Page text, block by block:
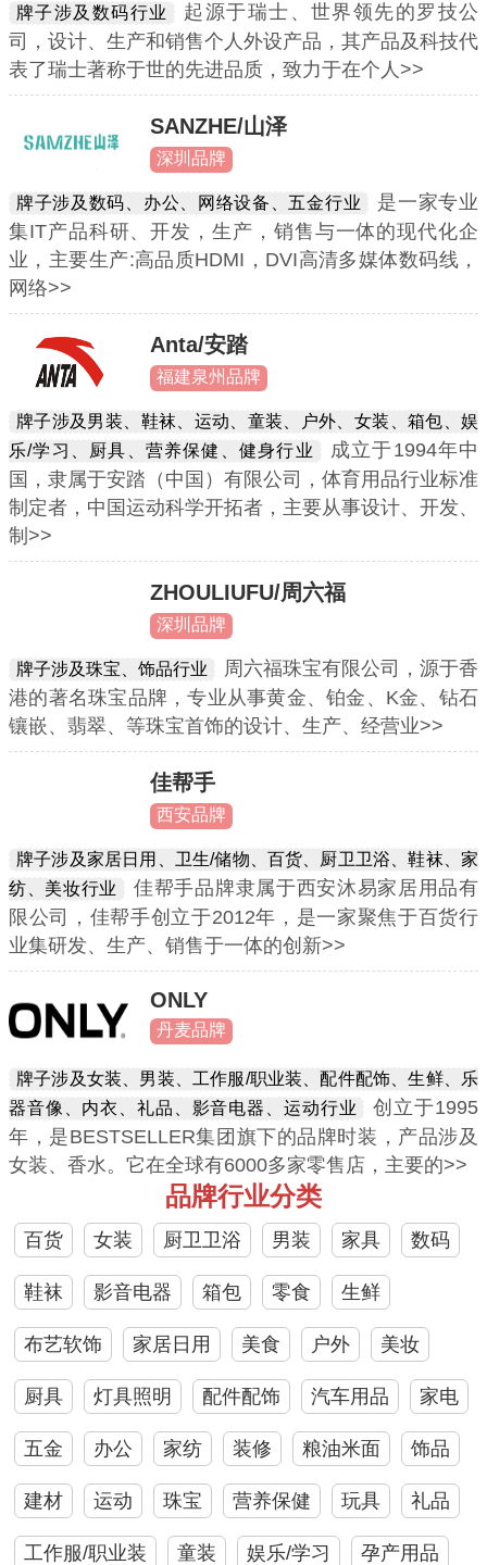
牌子涉及数码行业
起源于瑞士、世界领先的罗技公
司，设计、生产和销售个人外设产品，其产品及科技代
表了瑞士著称于世的先进品质，致力于在个人>>
SANZHE/山泽
深圳品牌
牌子涉及数码、办公、网络设备、五金行业
是一家专业
集IT产品科研、开发，生产，销售与一体的现代化企
业，主要生产:高品质HDMI，DVI高清多媒体数码线，
网络>>
Anta/安踏
福建泉州品牌
牌子涉及男装、鞋袜、运动、童装、户外、女装、箱包、娱
乐/学习、厨具、营养保健、健身行业
成立于1994年中
国，隶属于安踏（中国）有限公司，体育用品行业标准
制定者，中国运动科学开拓者，主要从事设计、开发、
制>>
ZHOULIUFU/周六福
深圳品牌
牌子涉及珠宝、饰品行业
周六福珠宝有限公司，源于香
港的著名珠宝品牌，专业从事黄金、铂金、K金、钻石
镶嵌、翡翠、等珠宝首饰的设计、生产、经营业>>
佳帮手
西安品牌
牌子涉及家居日用、卫生/储物、百货、厨卫卫浴、鞋袜、家
纺、美妆行业
佳帮手品牌隶属于西安沐易家居用品有
限公司，佳帮手创立于2012年，是一家聚焦于百货行
业集研发、生产、销售于一体的创新>>
ONLY
丹麦品牌
牌子涉及女装、男装、工作服/职业装、配件配饰、生鲜、乐
器音像、内衣、礼品、影音电器、运动行业
创立于1995
年，是BESTSELLER集团旗下的品牌时装，产品涉及
女装、香水。它在全球有6000多家零售店，主要的>>
品牌行业分类
百货 女装 厨卫卫浴 男装 家具 数码
鞋袜 影音电器 箱包 零食 生鲜
布艺软饰 家居日用 美食 户外 美妆
厨具 灯具照明 配件配饰 汽车用品 家电
五金 办公 家纺 装修 粮油米面 饰品
建材 运动 珠宝 营养保健 玩具 礼品
工作服/职业装 童装 娱乐/学习 孕产用品